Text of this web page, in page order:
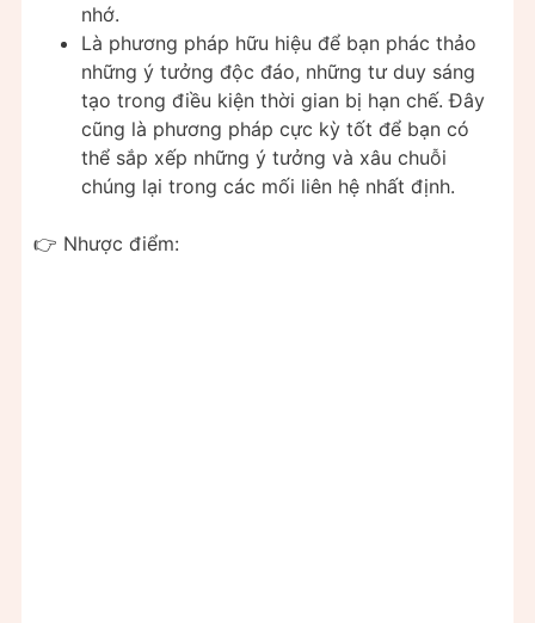
nhớ.
Là phương pháp hữu hiệu để bạn phác thảo
những ý tưởng độc đáo, những tư duy sáng
tạo trong điều kiện thời gian bị hạn chế. Đây
cũng là phương pháp cực kỳ tốt để bạn có
thể sắp xếp những ý tưởng và xâu chuỗi
chúng lại trong các mối liên hệ nhất định.
👉 Nhược điểm: